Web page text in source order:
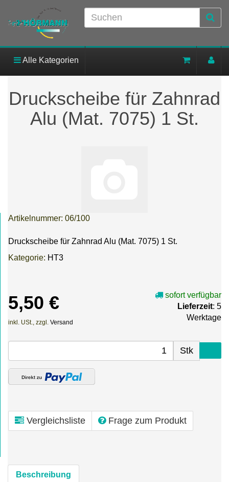
Alle Kategorien
Druckscheibe für Zahnrad
Alu (Mat. 7075) 1 St.
Artikelnummer: 06/100
Druckscheibe für Zahnrad Alu (Mat. 7075) 1 St.
Kategorie: HT3
5,50 €
inkl. USt., zzgl. Versand
sofort verfügbar
Lieferzeit: 5
Werktage
Stk
Vergleichsliste Frage zum Produkt
Beschreibung